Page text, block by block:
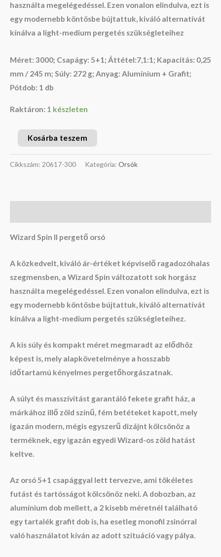
használta megelégedéssel. Ezen vonalon elindulva, ezt is
egy modernebb köntösbe bújtattuk, kiváló alternatívát
kínálva a light-medium pergetés szükségleteihez
Méret: 3000; Csapágy: 5+1; Áttétel:7,1:1; Kapacitás: 0,25
mm / 245 m; Súly: 272 g; Anyag: Alumínium + Grafit;
Pótdob: 1 db
Raktáron: 1 készleten
Kosárba teszem
Cikkszám: 20617-300 Kategória: Orsók
Wizard Spin II pergető orsó
A közkedvelt, kiváló ár-értéket képviselő ragadozóhalas
szegmensben, a Wizard Spin változatott sok horgász
használta megelégedéssel. Ezen vonalon elindulva, ezt is
egy modernebb köntösbe bújtattuk, kiváló alternatívát
kínálva a light-medium pergetés szükségleteihez.
A kis súly és kompakt méret megmaradt az elődhöz
képest is, mely alapkövetelménye a hosszabb
időtartamú kényelmes pergetőhorgászatnak.
A súlyt és masszívitást garantáló fekete grafit ház, a
márkához illő zöld színű, fém betéteket kapott, mely
igazán modern, mégis egyszerű dizájnt kölcsönöz a
terméknek, egy igazán egyedi Wizard-os zöld hatást
keltve.
Az orsó 5+1 csapággyal lett tervezve, ami tökéletes
futást és tartósságot kölcsönöz neki. A dobozban, az
alumínium dob mellett, a 2 kisebb méretnél található
egy tartalék grafit dob is, ha esetleg monofil zsinórral
való használatot kíván az adott szituáció vagy pálya.